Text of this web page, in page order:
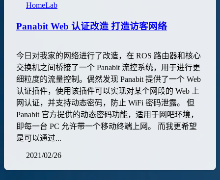
HomeLab
Panabit Web 认证改造 打造访客网络
今日对我家的网络进行了改造，在 ROS 路由器和核心
交换机之间桥接了一个 Panabit 流控系统，用于进行更
细粒度的流量控制。偶然发现 Panabit 提供了一个 Web
认证插件，使用该插件可以实现对某个网段的 Web 上
网认证，并支持动态密码，防止 WiFi 密码泄露。 但
Panabit 官方提供的动态密码功能，适用于网吧环境，
即每一台 PC 允许带一个移动终端上网。 而我更希望
是可以通过...
2021/02/26